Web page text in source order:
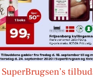
SuperBrugsen’s